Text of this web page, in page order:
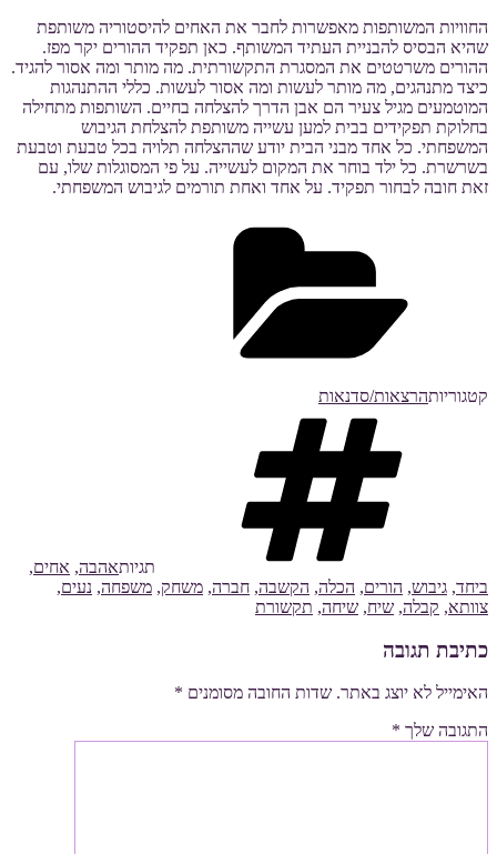
החוויות המשותפות מאפשרות לחבר את האחים להיסטוריה משותפת
שהיא הבסיס להבניית העתיד המשותף. כאן תפקיד ההורים יקר מפז.
ההורים משרטטים את המסגרת התקשורתית. מה מותר ומה אסור להגיד.
כיצד מתנהגים, מה מותר לעשות ומה אסור לעשות. כללי ההתנהגות
המוטמעים מגיל צעיר הם אבן הדרך להצלחה בחיים. השותפות מתחילה
בחלוקת תפקידים בבית למען עשייה משותפת להצלחת הגיבוש
המשפחתי. כל אחד מבני הבית יודע שההצלחה תלויה בכל טבעת וטבעת
בשרשרת. כל ילד בוחר את המקום לעשייה. על פי המסוגלות שלו, עם
זאת חובה לבחור תפקיד. על אחד ואחת תורמים לגיבוש המשפחתי.
קטגוריותהרצאות/סדנאות
תגיותאהבה, אחים,
ביחד, גיבוש, הורים, הכלה, הקשבה, חברה, משחק, משפחה, נעים,
צוותא, קבלה, שיח, שיחה, תקשורת
כתיבת תגובה
האימייל לא יוצג באתר. שדות החובה מסומנים *
התגובה שלך *